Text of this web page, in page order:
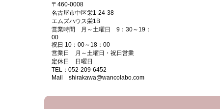
〒460-0008
名古屋市中区栄1-24-38
エムズハウス栄1B
営業時間 月～土曜日 9：30～19：
00
祝日 10：00～18：00
営業日 月～土曜日・祝日営業
定休日 日曜日
TEL：052-209-6452
Mail shirakawa@wancolabo.com